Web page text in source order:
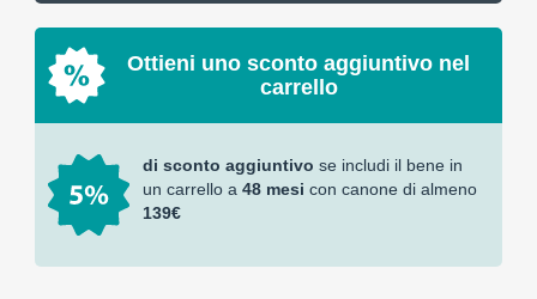
Ottieni uno sconto aggiuntivo nel
carrello
di sconto aggiuntivo se includi il bene in
un carrello a 48 mesi con canone di almeno
139€